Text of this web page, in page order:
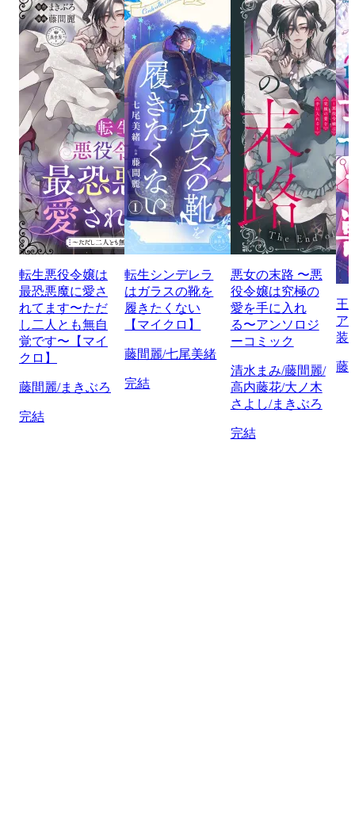
転生悪役令嬢は
最恐悪魔に愛さ
れてます〜ただ
し二人とも無自
覚です〜【マイ
クロ】
藤間麗/まきぶろ
完結
転生シンデレラ
はガラスの靴を
履きたくない
【マイクロ】
藤間麗/七尾美緒
完結
悪女の末路 〜悪
役令嬢は究極の
愛を手に入れ
る〜アンソロジ
ーコミック
清水まみ/藤間麗/
高内藤花/大ノ木
さよし/まきぶろ
完結
王
ア
装
藤